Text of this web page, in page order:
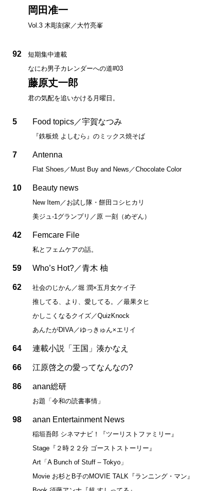
岡田准一
Vol.3 木彫刻家／大竹亮峯
92
短期集中連載
なにわ男子カレンダーへの道#03
藤原丈一郎
君の気配を追いかける月曜日。
5 Food topics／宇賀なつみ
『鉄板焼 よしむら』のミックス焼そば
7 Antenna
Flat Shoes／Must Buy and News／Chocolate Color
10 Beauty news
New Item／お試し隊・餅田コシヒカリ
美ジュ-1グランプリ／原 一刻（めぞん）
42 Femcare File
私とフェムケアの話。
59 Who’s Hot?／青木 柚
62
社会のじかん／堀 潤×五月女ケイ子
推してる、より、愛してる。／最果タヒ
かしこくなるクイズ／QuizKnock
あんたがDIVA／ゆっきゅん×エリイ
64 連載小説「王国」湊かなえ
66 江原啓之の愛ってなんなの?
86 anan総研
お題「令和の読書事情」
98 anan Entertainment News
稲垣吾郎 シネマナビ！『ツーリストファミリー』
Stage『２時２２分 ゴーストストーリー』
Art「A Bunch of Stuff – Tokyo」
Movie お杉とB子のMOVIE TALK『ランニング・マン』